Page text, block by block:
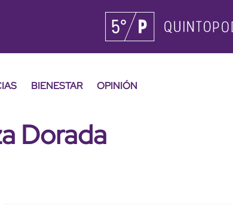
BIENESTAR
OPINIÓN
Dorada